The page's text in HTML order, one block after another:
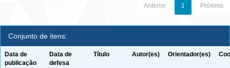
Anterior 1 Próximo
Conjunto de itens:
Data de
publicação
Data de
defesa
Título Autor(es) Orientador(es)